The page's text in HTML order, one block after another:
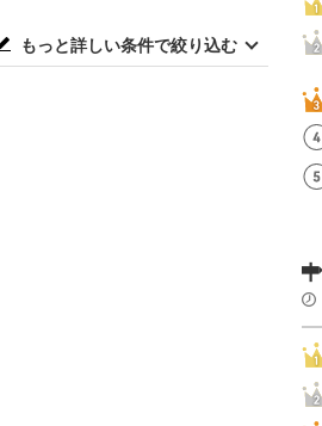
もっと詳しい条件で絞り込む